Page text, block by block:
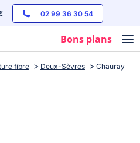
02 99 36 30 54
Bons plans
fibre Deux-Sèvres Chauray